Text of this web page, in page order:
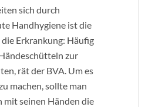
sich durch
Handhygiene ist die
Erkrankung: Häufig
zur
rät der BVA. Um es
machen, sollte man
mit seinen Händen die